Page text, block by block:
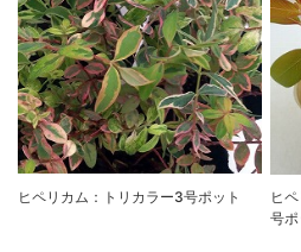
ヒペリカム：トリカラー3号ポット
ヒ
号ポ